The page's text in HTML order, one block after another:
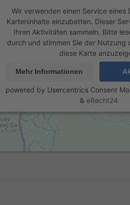
Wir verwenden einen Service eines
Karteninhalte einzubetten. Dieser
Ihren Aktivitäten sammeln. Bitte
durch und stimmen Sie der Nutzung
diese Karte
Mehr Informationen
powered by Usercentrics Consent
& eRecht24